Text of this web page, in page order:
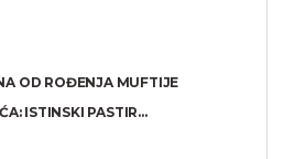
OD ROĐENJA MUFTIJE
ISTINSKI PASTIR...